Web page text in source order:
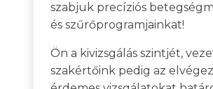
szabjuk precíziós
és szűrőprogramjainkat!
Ön a kivizsgálás szintjét,
szakértőink pedig az